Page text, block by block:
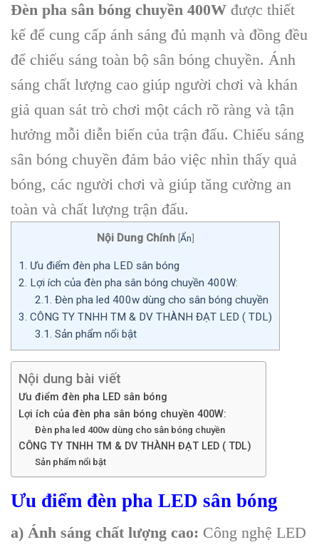
Đèn pha sân bóng chuyền 400W được thiết
kế để cung cấp ánh sáng đủ mạnh và đồng đều
để chiếu sáng toàn bộ sân bóng chuyền. Ánh
sáng chất lượng cao giúp người chơi và khán
giả quan sát trò chơi một cách rõ ràng và tận
hưởng mỗi diễn biến của trận đấu. Chiếu sáng
sân bóng chuyền đảm bảo việc nhìn thấy quả
bóng, các người chơi và giúp tăng cường an
toàn và chất lượng trận đấu.
Nội Dung Chính [Ẩn]
1. Ưu điểm đèn pha LED sân bóng
2. Lợi ích của đèn pha sân bóng chuyền 400W:
2.1. Đèn pha led 400w dùng cho sân bóng chuyền
3. CÔNG TY TNHH TM & DV THÀNH ĐẠT LED ( TDL)
3.1. Sản phẩm nổi bật
Nội dung bài viết
Ưu điểm đèn pha LED sân bóng
Lợi ích của đèn pha sân bóng chuyền 400W:
Đèn pha led 400w dùng cho sân bóng chuyền
CÔNG TY TNHH TM & DV THÀNH ĐẠT LED ( TDL)
Sản phẩm nổi bật
Ưu điểm đèn pha LED sân bóng
a) Ánh sáng chất lượng cao: Công nghệ LED